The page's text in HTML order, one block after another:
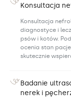
Konsultacja
Konsultacja
diagnostyce i
psów i kotów.
ocenia stan
skutecznie
Badanie
nerek i